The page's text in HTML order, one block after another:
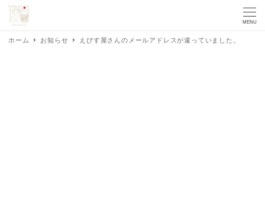
MENU
ホーム お知らせ えびす屋さんのメールアドレスが違っていました。